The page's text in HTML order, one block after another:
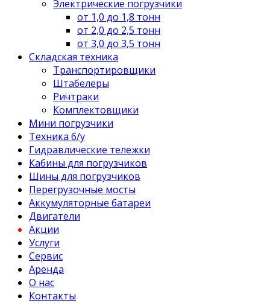
Электрические погрузчики
от 1,0 до 1,8 тонн
от 2,0 до 2,5 тонн
от 3,0 до 3,5 тонн
Складская техника
Транспортировщики
Штабелеры
Ричтраки
Комплектовщики
Мини погрузчики
Техника б/у
Гидравлические тележки
Кабины для погрузчиков
Шины для погрузчиков
Перегрузочные мосты
Аккумуляторные батареи
Двигатели
Акции
Услуги
Сервис
Аренда
О нас
Контакты